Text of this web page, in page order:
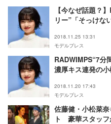
【今なぜ話題？
リー”「そっけな
2018.11.25 13:31
モデルプレス
RADWIMPS“7分
濃厚キス連発の
2018.11.20 17:43
モデルプレス
佐藤健・小松菜
ト 豪華スタッフ